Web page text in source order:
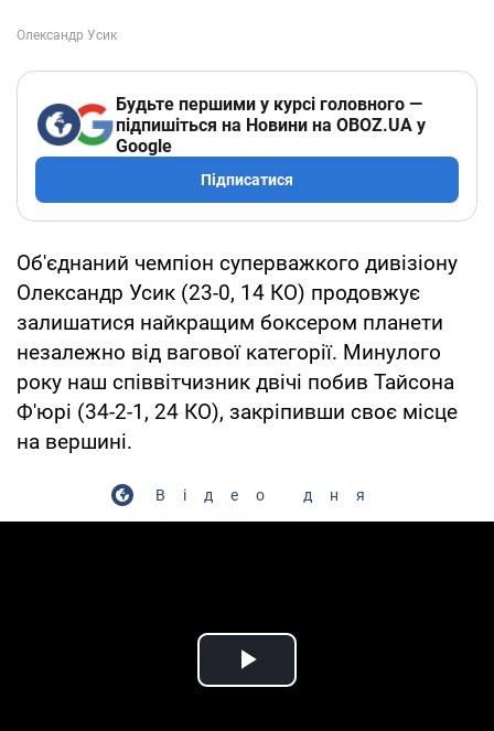
Будьте першими у курсі головного —
підпишіться на Новини на OBOZ.UA у
Google
Підписатися
Об'єднаний чемпіон суперважкого дивізіону
Олександр Усик (23-0, 14 КО) продовжує
залишатися найкращим боксером планети
незалежно від вагової категорії. Минулого
року наш співвітчизник двічі побив Тайсона
Ф'юрі (34-2-1, 24 КО), закріпивши своє місце
на вершині.
Відео дня
Play Video